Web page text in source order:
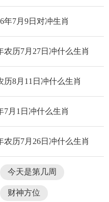
年7月9日对冲生肖
农历7月27日冲什么生肖
历8月11日冲什么生肖
7月1日冲什么生肖
农历7月26日冲什么生肖
今天是第几周
财神方位